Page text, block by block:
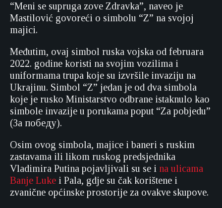
“Meni se supruga zove Zdravka”, naveo je
Mastilović govoreći o simbolu “Z” na svojoj
majici.
Međutim, ovaj simbol ruska vojska od februara
2022. godine koristi na svojim vozilima i
uniformama trupa koje su izvršile invaziju na
Ukrajinu. Simbol “Z” jedan je od dva simbola
koje je rusko Ministarstvo odbrane istaknulo kao
simbole invazije u porukama poput “Za pobjedu”
(За победу).
Osim ovog simbola, majice i baneri s ruskim
zastavama ili likom ruskog predsjednika
Vladimira Putina pojavljivali su se i na ulicama
Banje Luke i Pala, gdje su čak korištene i
zvanične općinske prostorije za ovakve skupove.